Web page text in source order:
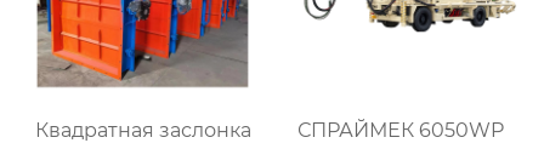
Квадратная заслонка СПРАЙМЕК 6050WP